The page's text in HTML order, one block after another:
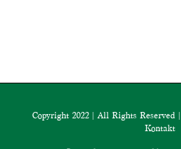
Copyright 2022 | All Rights Reserved |
Kontakt